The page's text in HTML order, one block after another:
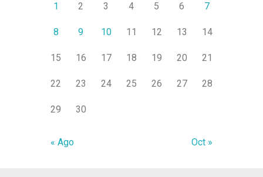
1
2 3 4 5 6 7
8 9 10 11 12 13 14
15 16 17 18 19 20 21
22 23 24 25 26 27 28
29 30
« Ago Oct »